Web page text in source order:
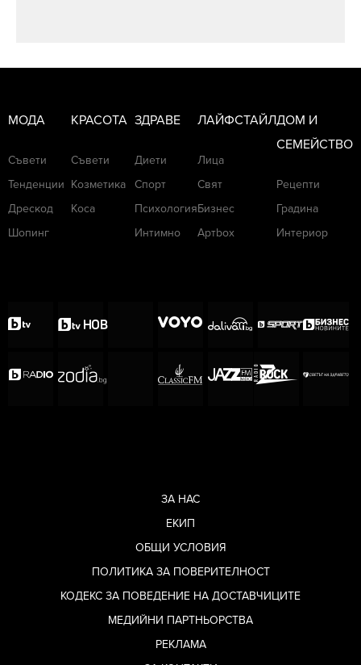
МОДА
Съвети
Тенденции
Дрескод
Шопинг
КРАСОТА
Съвети
Козметика
Коса
ЗДРАВЕ
Диети
Спорт
Психология
Интимно
ЛАЙФСТАЙЛ
Лица
Свят
Бизнес
Артbox
ДОМ И
СЕМЕЙСТВО
Рецепти
Градина
Интериор
ЗА НАС
ЕКИП
ОБЩИ УСЛОВИЯ
ПОЛИТИКА ЗА ПОВЕРИТЕЛНОСТ
КОДЕКС ЗА ПОВЕДЕНИЕ НА ДОСТАВЧИЦИТЕ
МЕДИЙНИ ПАРТНЬОРСТВА
РЕКЛАМА